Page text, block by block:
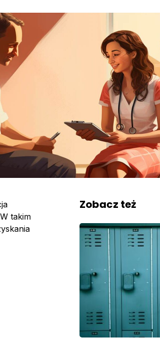
takim
Zobacz też